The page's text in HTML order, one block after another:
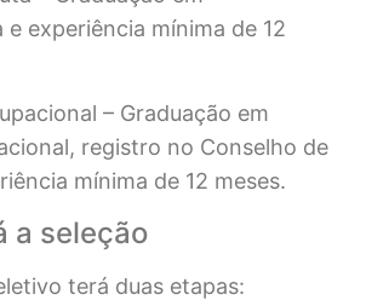
e experiência mínima de 12
– Graduação em
registro no Conselho de
mínima de 12 meses.
a seleção
terá duas etapas: